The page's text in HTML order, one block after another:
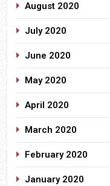
August 2020
July 2020
June 2020
May 2020
April 2020
March 2020
February 2020
January 2020